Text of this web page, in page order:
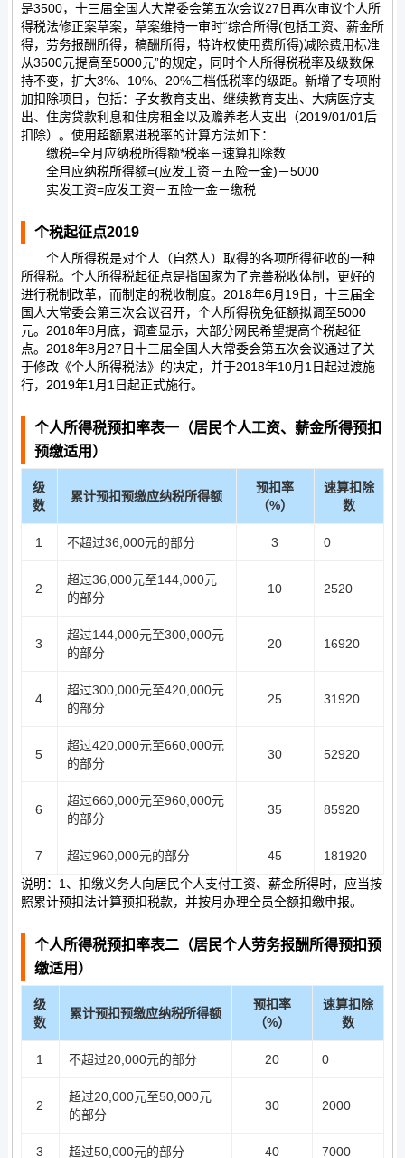
是3500，十三届全国人大常委会第五次会议27日再次审议个人所
得税法修正案草案，草案维持一审时“综合所得(包括工资、薪金所
得，劳务报酬所得，稿酬所得，特许权使用费所得)减除费用标准
从3500元提高至5000元”的规定，同时个人所得税税率及级数保
持不变，扩大3%、10%、20%三档低税率的级距。新增了专项附
加扣除项目，包括：子女教育支出、继续教育支出、大病医疗支
出、住房贷款利息和住房租金以及赡养老人支出（2019/01/01后
扣除）。使用超额累进税率的计算方法如下：
缴税=全月应纳税所得额*税率－速算扣除数
全月应纳税所得额=(应发工资－五险一金)－5000
实发工资=应发工资－五险一金－缴税
个税起征点2019
个人所得税是对个人（自然人）取得的各项所得征收的一种
所得税。个人所得税起征点是指国家为了完善税收体制，更好的
进行税制改革，而制定的税收制度。2018年6月19日，十三届全
国人大常委会第三次会议召开，个人所得税免征额拟调至5000
元。2018年8月底，调查显示，大部分网民希望提高个税起征
点。2018年8月27日十三届全国人大常委会第五次会议通过了关
于修改《个人所得税法》的决定，并于2018年10月1日起过渡施
行，2019年1月1日起正式施行。
个人所得税预扣率表一（居民个人工资、薪金所得预扣
预缴适用）
级
数
累计预扣预缴应纳税所得额
预扣率
（%）
速算扣除
数
1 不超过36,000元的部分 3 0
2
超过36,000元至144,000元
的部分
10 2520
3
超过144,000元至300,000元
的部分
20 16920
4
超过300,000元至420,000元
的部分
25 31920
5
超过420,000元至660,000元
的部分
30 52920
6
超过660,000元至960,000元
的部分
35 85920
7 超过960,000元的部分 45
181920
说明：1、扣缴义务人向居民个人支付工资、薪金所得时，应当按
照累计预扣法计算预扣税款，并按月办理全员全额扣缴申报。
个人所得税预扣率表二（居民个人劳务报酬所得预扣预
缴适用）
级
数
累计预扣预缴应纳税所得额
预扣率
（%）
速算扣除
数
1 不超过20,000元的部分 20 0
2
超过20,000元至50,000元
的部分
30 2000
3 超过50,000元的部分 40 7000